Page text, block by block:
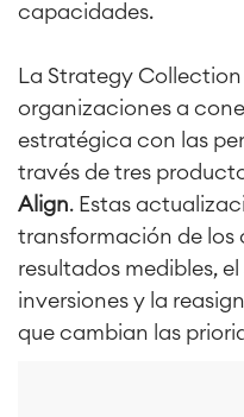
capacidades.
La Strategy
organizaciones a
estratégica con las
través de tres
Align. Estas
transformación de los
resultados medibles,
inversiones y la
que cambian las